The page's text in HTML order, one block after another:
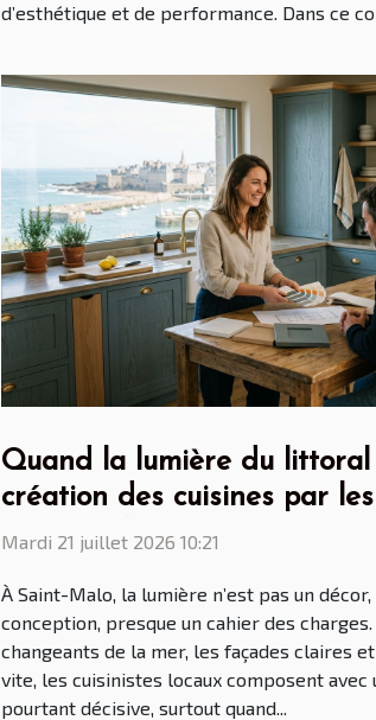
d’esthétique et de performance. Dans ce
Quand la lumière du
création des cuisines par
Saint Malo
Mardi 21 juillet 2026 10:21
À Saint-Malo, la lumière n’est pas un
conception, presque un cahier des
changeants de la mer, les façades claires
vite, les cuisinistes locaux composent avec
pourtant décisive, surtout quand...